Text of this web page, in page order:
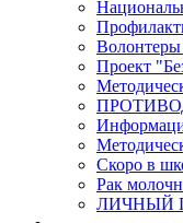
Проект
Скоро в
Рак
ЛИЧНЫЙ